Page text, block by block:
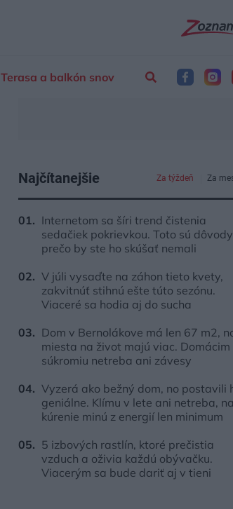
Terasa a balkón snov
Najčítanejšie Za týždeň Za
Internetom sa šíri trend čistenia
sedačiek pokrievkou. Toto sú
prečo by ste ho skúšať nemali
V júli vysaďte na záhon tieto kvety,
zakvitnúť stihnú ešte túto sezónu.
Viaceré sa hodia aj do sucha
Dom v Bernolákove má len 67 m2,
miesta na život majú viac. Domácim
súkromiu netreba ani závesy
Vyzerá ako bežný dom, no postavili
geniálne. Klímu v lete ani netreba, na
kúrenie minú z energií len minimum
5 izbových rastlín, ktoré prečistia
vzduch a oživia každú obývačku.
Viacerým sa bude dariť aj v tieni